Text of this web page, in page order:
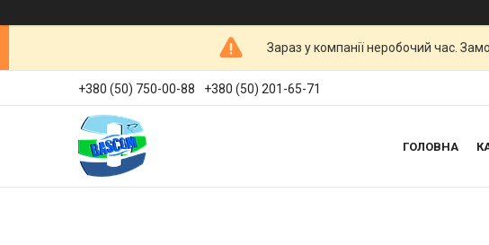
Зараз у компанії неробочий час.
+380 (50) 750-00-88 +380 (50) 201-65-71
ГОЛОВНА